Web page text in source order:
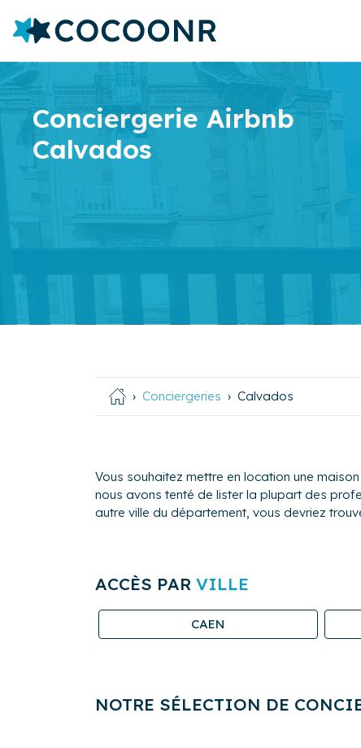
Conciergerie Airbnb
Calvados
Conciergeries Calvados
Vous souhaitez mettre en location une
nous avons tenté de lister la plupart des
autre ville du département, vous devriez
ACCÈS PAR VILLE
CAEN
NOTRE SÉLECTION DE